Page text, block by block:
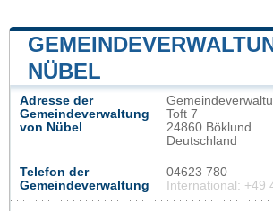
NÜBEL
Adresse der
Gemeindeverwaltung
von Nübel
Toft 7
24860 Böklund
Deutschland
Telefon der
Gemeindeverwaltung
04623 780
International: +49